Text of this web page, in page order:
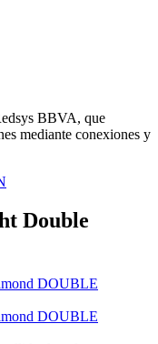
BBVA, que
mediante conexiones y
Double